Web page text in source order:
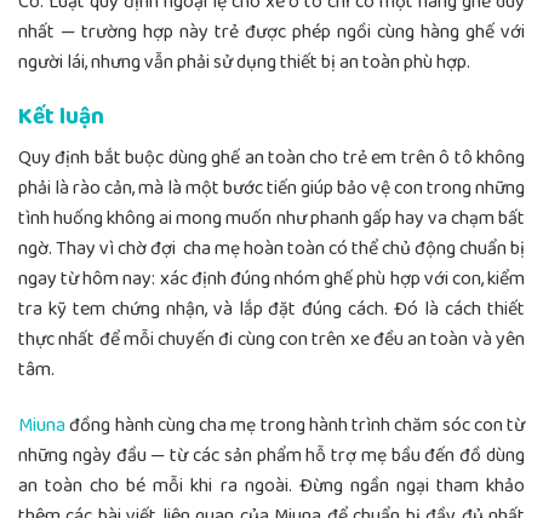
nhất — trường hợp này trẻ được phép ngồi cùng hàng ghế với
người lái, nhưng vẫn phải sử dụng thiết bị an toàn phù hợp.
Kết luận
Quy định bắt buộc dùng ghế an toàn cho trẻ em trên ô tô không
phải là rào cản, mà là một bước tiến giúp bảo vệ con trong những
tình huống không ai mong muốn như phanh gấp hay va chạm bất
ngờ. Thay vì chờ đợi cha mẹ hoàn toàn có thể chủ động chuẩn bị
ngay từ hôm nay: xác định đúng nhóm ghế phù hợp với con, kiểm
tra kỹ tem chứng nhận, và lắp đặt đúng cách. Đó là cách thiết
thực nhất để mỗi chuyến đi cùng con trên xe đều an toàn và yên
tâm.
Miunađồng hành cùng cha mẹ trong hành trình chăm sóc con từ
những ngày đầu — từ các sản phẩm hỗ trợ mẹ bầu đến đồ dùng
an toàn cho bé mỗi khi ra ngoài. Đừng ngần ngại tham khảo